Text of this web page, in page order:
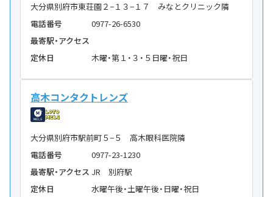
大分県別府市東荘園２−１３−１７ みなとクリニック隣
電話番号
0977-26-6530
最寄駅・アクセス
定休日
木曜・第１・３・５日曜・祝日
高木コンタクトレンズ
大分県別府市駅前町５−５ 高木眼科医院隣
電話番号
0977-23-1230
最寄駅・アクセス JR 別府駅
定休日
水曜午後・土曜午後・日曜・祝日